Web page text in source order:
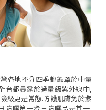
貼文者便無法參加抽獎活動.*
管健康,以及心/血管疾病的性
單張↓↓點選下方圖片進入衛
病性別差異↓[]❤注意事項
年3月10日24:00截止,得獎名
灣女人健康網粉絲專頁*得
僅限台灣地區,若因資料不
領、遺失者,恕不另行補發*
改之權利本活動部分經費由
利捐支應、台新國際商業銀
各地不分四季都籠罩於中量
台都暴露於過量級紫外線中,
級更是常態.防護肌膚免於紫
防曬第一步－防曬品是其一,